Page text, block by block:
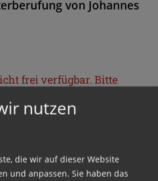
von Johannes
frei verfügbar. Bitte
.
nutzen
die wir auf dieser Website
und anpassen. Sie haben das